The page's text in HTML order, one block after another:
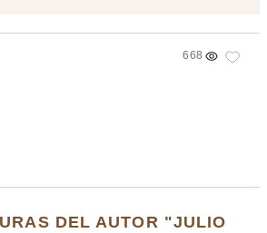
668
DEL AUTOR "JULIO